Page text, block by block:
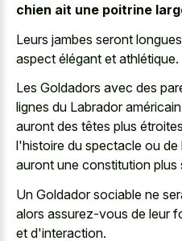
chien ait une poitrine
Leurs jambes seront
aspect élégant et athlétique.
Les Goldadors avec des
lignes du Labrador
auront des têtes plus
l'histoire du spectacle ou
auront une constitution plus
Un Goldador sociable ne
alors assurez-vous de leur
et d'interaction.